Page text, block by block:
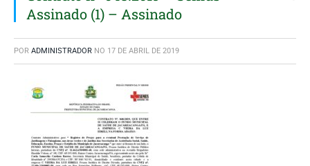
Assinado (1) – Assinado
POR ADMINISTRADOR NO 17 DE ABRIL DE 2019